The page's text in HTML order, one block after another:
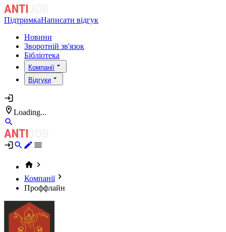
ПідтримкаНаписати відгук
Новини
Зворотній зв'язок
Бібліотека
Компанії
Відгуки
Loading...
Компанії
Проффлайн